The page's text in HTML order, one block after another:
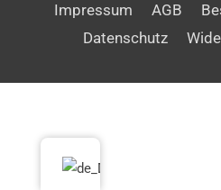
Impressum AGB
Datenschutz